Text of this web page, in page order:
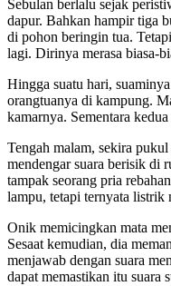
Sebulan berlalu sejak
dapur. Bahkan hampir tiga
di pohon beringin tua.
lagi. Dirinya merasa biasa-
Hingga suatu hari,
orangtuanya di kampung.
kamarnya. Sementara
Tengah malam, sekira
mendengar suara berisik di
tampak seorang pria
lampu, tetapi ternyata listrik
Onik memicingkan mata
Sesaat kemudian, dia
menjawab dengan suara
dapat memastikan itu suara